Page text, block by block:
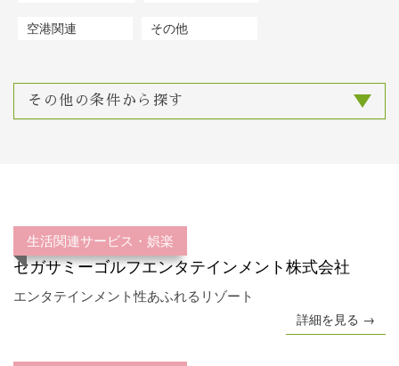
空港関連 その他
その他の条件から探す
生活関連サービス・娯楽
セガサミーゴルフエンタテインメント株式会社
エンタテインメント性あふれるリゾート
詳細を見る →